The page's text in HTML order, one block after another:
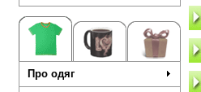
Про одяг